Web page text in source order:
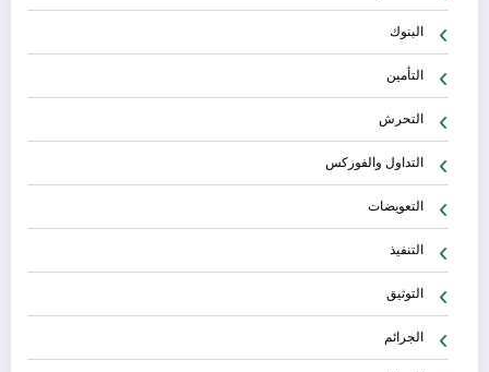
البنوك
التأمين
التحرش
التداول والفوركس
التعويضات
التنفيذ
التوثيق
الجرائم